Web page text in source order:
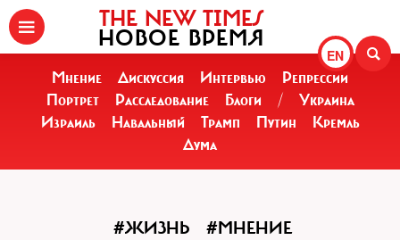
EN
THE NEW TIMES
НОВОЕ ВРЕМЯ
Мнение Дискуссия Интервью
Репрессии
Портрет
Расследование Блоги /
Украина
Израиль
Навальный Трамп Путин
Кремль
Дума
#ЖИЗНЬ #МНЕНИЕ